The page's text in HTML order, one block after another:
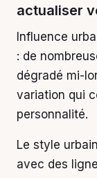
actualiser
Influence
: de
dégradé mi-
variation qui
personnalité.
Le style
avec des